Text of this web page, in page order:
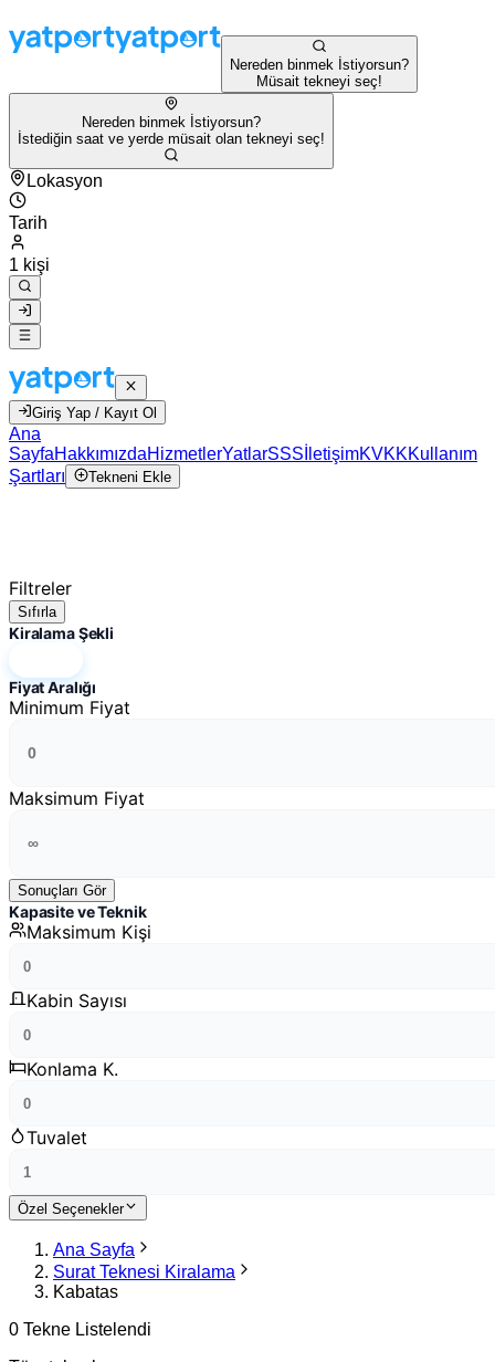
Nereden binmek İstiyorsun?
Müsait tekneyi seç!
Nereden binmek İstiyorsun?
İstediğin saat ve yerde müsait olan tekneyi seç!
Lokasyon
Tarih
1 kişi
Giriş Yap / Kayıt Ol
Ana
SayfaHakkımızdaHizmetlerYatlarSSS İletişimKVKKKullanım
Şartları
Tekneni Ekle
Filtreler
Sıfırla
Kiralama Şekli
Fiyat Aralığı
Minimum Fiyat
Maksimum Fiyat
Sonuçları Gör
Kapasite ve Teknik
Maksimum Kişi
Kabin Sayısı
Konlama K.
Tuvalet
Özel Seçenekler
Ana Sayfa
Surat Teknesi Kiralama
Kabatas
0 Tekne Listelendi